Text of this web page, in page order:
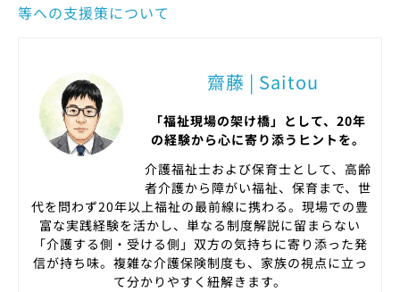
等への支援策について
齋藤 | Saitou
「福祉現場の架け橋」として、20年
の経験から心に寄り添うヒントを。
介護福祉士および保育士として、高齢
者介護から障がい福祉、保育まで、世
代を問わず20年以上福祉の最前線に携わる。現場での豊
富な実践経験を活かし、単なる制度解説に留まらない
「介護する側・受ける側」双方の気持ちに寄り添った発
信が持ち味。複雑な介護保険制度も、家族の視点に立っ
て分かりやすく紐解きます。